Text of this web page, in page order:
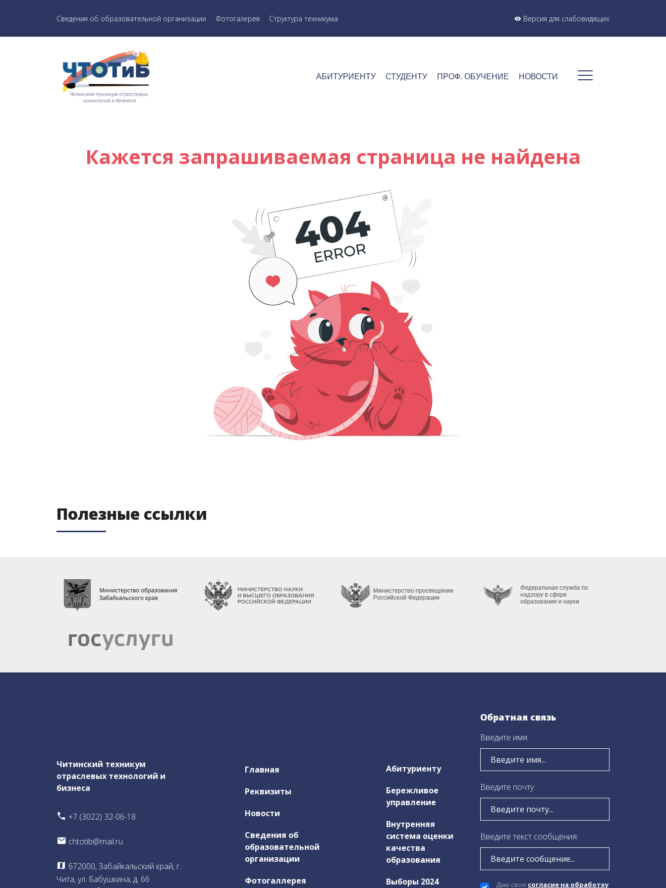
Сведения об образовательной организации Фотогалерея Структура техникума Версия для слабовидящих
АБИТУРИЕНТУ СТУДЕНТУ ПРОФ. ОБУЧЕНИЕ НОВОСТИ
Кажется запрашиваемая страница не найдена
Полезные ссылки
Читинский техникум
отраслевых технологий и
бизнеса
+7 (3022) 32-06-18
chtotib@mail.ru
672000, Забайкальский край, г.
Чита, ул. Бабушкина, д. 66
Главная
Реквизиты
Новости
Сведения об
образовательной
организации
Фотогаллерея
Абитуриенту
Бережливое
управление
Внутренняя
система оценки
качества
образования
Выборы 2024
Обратная связь
Введите имя:
Введите почту:
Введите текст сообщения:
Даю свое согласие на обработку